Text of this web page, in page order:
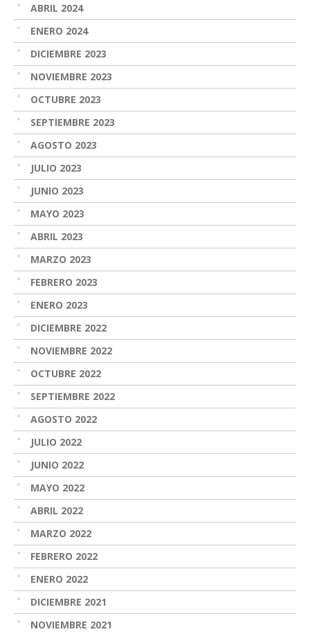
ABRIL 2024
ENERO 2024
DICIEMBRE 2023
NOVIEMBRE 2023
OCTUBRE 2023
SEPTIEMBRE 2023
AGOSTO 2023
JULIO 2023
JUNIO 2023
MAYO 2023
ABRIL 2023
MARZO 2023
FEBRERO 2023
ENERO 2023
DICIEMBRE 2022
NOVIEMBRE 2022
OCTUBRE 2022
SEPTIEMBRE 2022
AGOSTO 2022
JULIO 2022
JUNIO 2022
MAYO 2022
ABRIL 2022
MARZO 2022
FEBRERO 2022
ENERO 2022
DICIEMBRE 2021
NOVIEMBRE 2021